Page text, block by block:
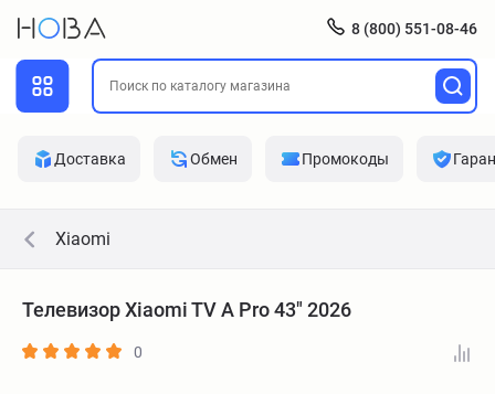
8 (800) 551-08-46
Доставка Обмен Промокоды
Xiaomi
Телевизор Xiaomi TV A Pro 43" 2026
0